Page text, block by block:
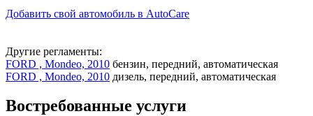
Добавить свой автомобиль в AutoCare
Другие регламенты:
FORD , Mondeo, 2010 бензин, передний, автоматическая
FORD , Mondeo, 2010 дизель, передний, автоматическая
Востребованные услуги